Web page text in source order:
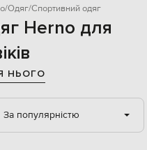
Одяг Спортивний одяг
Herno для
НЬОГО
За популярністю